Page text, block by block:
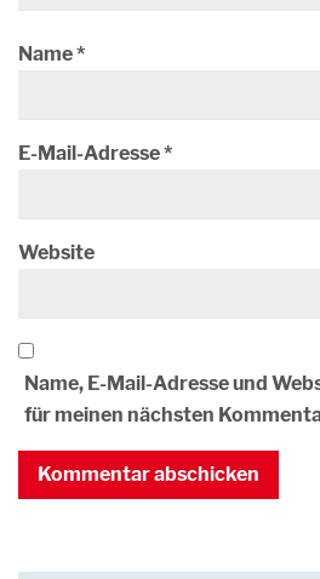
Name*
E-Mail-Adresse*
Website
Name, E-Mail-Adresse und
für meinen nächsten